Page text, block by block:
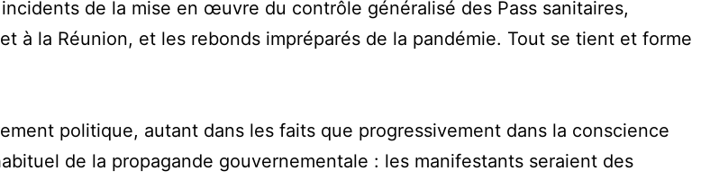
de la mise en œuvre du contrôle généralisé des Pass sanitaires,
à la Réunion, et les rebonds impréparés de la pandémie. Tout se tient et forme
politique, autant dans les faits que progressivement dans la conscience
de la propagande gouvernementale : les manifestants seraient des